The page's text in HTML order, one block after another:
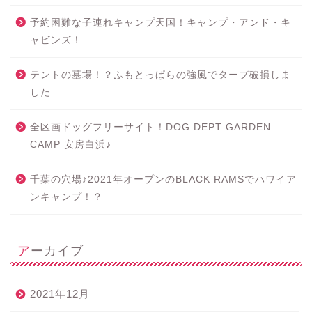
予約困難な子連れキャンプ天国！キャンプ・アンド・キ
ャビンズ！
テントの墓場！？ふもとっぱらの強風でタープ破損しま
した…
全区画ドッグフリーサイト！DOG DEPT GARDEN
CAMP 安房白浜♪
千葉の穴場♪2021年オープンのBLACK RAMSでハワイア
ンキャンプ！？
アーカイブ
2021年12月